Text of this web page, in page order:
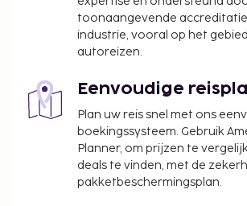
toonaangevende
industrie, vooral op het
autoreizen.
Eenvoudige
Plan uw reis snel met ons
boekingssysteem. Gebruik
Planner, om prijzen te
deals te vinden, met de
pakketbeschermingsplan.